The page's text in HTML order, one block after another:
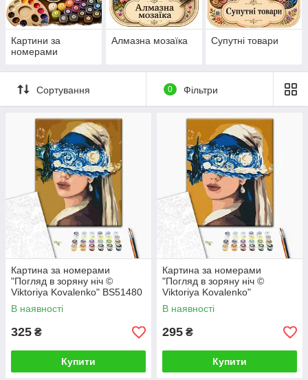
Картини за
номерами
Алмазна мозаїка Супутні товари
Сортування 0 Фільтри
Картина за номерами
"Погляд в зоряну ніч ©
Viktoriya Kovalenko" BS51480
40×50 см
В наявності
325 ₴
Купити
Картина за номерами
"Погляд в зоряну ніч ©
Viktoriya Kovalenko"
RBS51480 30×40 см
В наявності
295 ₴
Купити